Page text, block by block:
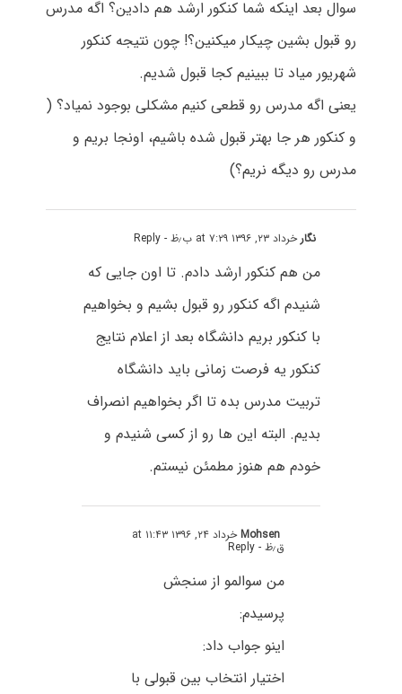
سوال بعد اینکه شما کنکور ارشد هم دادین؟ اگه مدرس
رو قبول بشین چیکار میکنین؟! چون نتیجه کنکور
شهریور میاد تا ببینیم کجا قبول شدیم.
یعنی اگه مدرس رو قطعی کنیم مشکلی بوجود نمیاد؟ (
و کنکور هر جا بهتر قبول شده باشیم، اونجا بریم و
مدرس رو دیگه نریم؟)
نگار خرداد ۲۳, ۱۳۹۶ at ۷:۲۹ ب٫ظ - Reply
من هم کنکور ارشد دادم. تا اون جایی که
شنیدم اگه کنکور رو قبول بشیم و بخواهیم
با کنکور بریم دانشگاه بعد از اعلام نتایج
کنکور یه فرصت زمانی باید دانشگاه
تربیت مدرس بده تا اگر بخواهیم انصراف
بدیم. البته این ها رو از کسی شنیدم و
خودم هم هنوز مطمئن نیستم.
Mohsen خرداد ۲۴, ۱۳۹۶ at ۱۱:۴۳
ق٫ظ - Reply
من سوالمو از سنجش
پرسیدم:
اینو جواب داد:
اختیار انتخاب بین قبولی با